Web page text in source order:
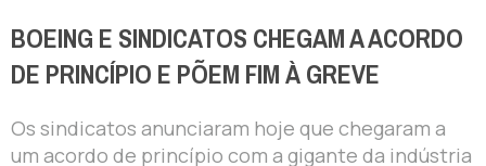
BOEING E SINDICATOS CHEGAM A ACORDO
DE PRINCÍPIO E PÕEM FIM À GREVE
Os sindicatos anunciaram hoje que chegaram a
um acordo de princípio com a gigante da indústria